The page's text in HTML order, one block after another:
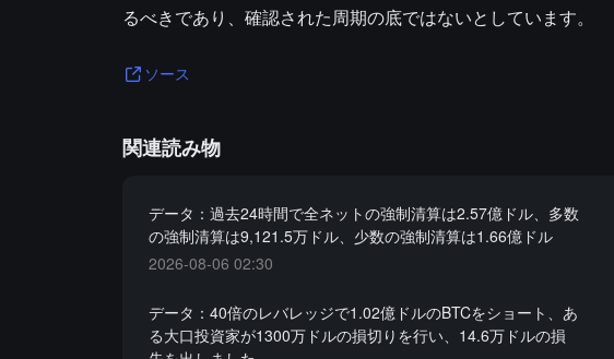
るべきであり、確認された周期の底ではないとしています。
ソース
関連読み物
データ：過去24時間で全ネットの強制清算は2.57億ドル、多数
の強制清算は9,121.5万ドル、少数の強制清算は1.66億ドル
2026-08-06 02:30
データ：40倍のレバレッジで1.02億ドルのBTCをショート、あ
る大口投資家が1300万ドルの損切りを行い、14.6万ドルの損